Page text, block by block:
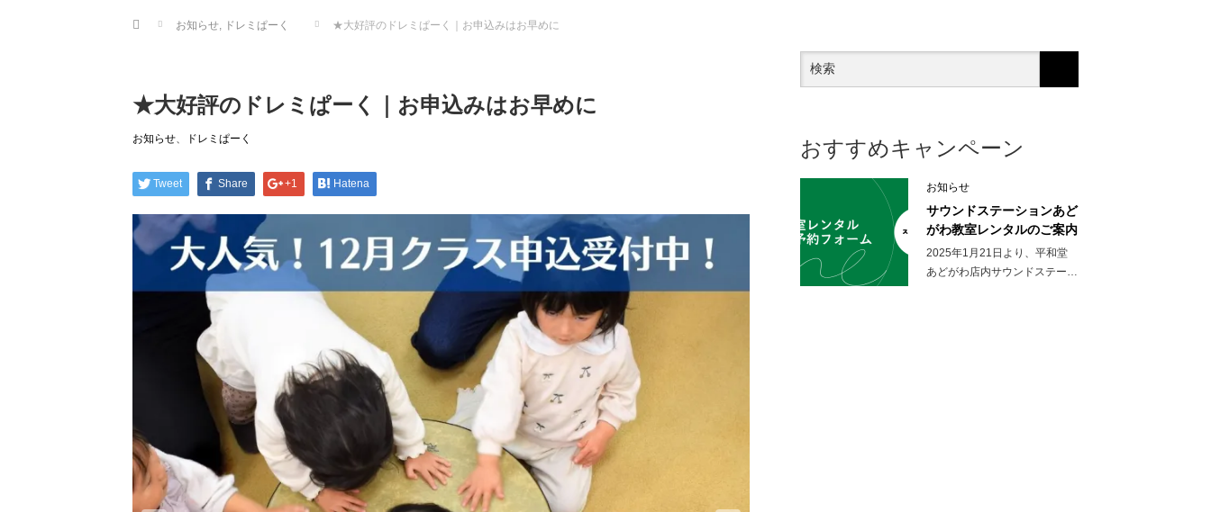
Home お知らせ, ドレミぱーく ★大好評のドレミぱーく｜お申込みはお早めに
★大好評のドレミぱーく｜お申込みはお早めに
お知らせ、 ドレミぱーく
Tweet Share +1 Hatena
おすすめキャンペーン
お知らせ
サウンドステーションあど
がわ教室レンタルのご案内
2025年1月21日より、平和堂
あどがわ店内サウンドステー…